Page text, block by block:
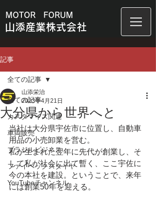
MOTOR FORUM
山添産業株式会社
記事
全ての記事
カスタマイズ関連
車両販売
ブラジルビジネス
ファイベックスタイヤ
YouTubeチャンネル
全ての記事
大分県から世界へと
山添栄治
2023年4月21日
当社は大分県宇佐市に位置し、自動車
用品の小売卸業を営む。
私が生まれた翌年に先代が創業し、そ
して私が社会に出て暫く、ここ宇佐に
今の本社を建設。ということで、来年
には創業50年を迎える。